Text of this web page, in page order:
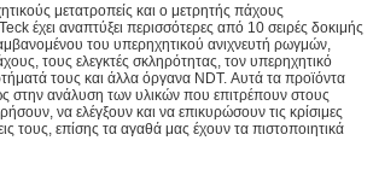
μετατροπείς και ο μετρητής πάχους
έχει αναπτύξει περισσότερες από 10 σειρές δοκιμής
του υπερηχητικού ανιχνευτή ρωγμών,
τους ελεγκτές σκληρότητας, τον υπερηχητικό
τους και άλλα όργανα NDT. Αυτά τα προϊόντα
στην ανάλυση των υλικών που επιτρέπουν στους
να ελέγξουν και να επικυρώσουν τις κρίσιμες
τους, επίσης τα αγαθά μας έχουν τα πιστοποιητικά